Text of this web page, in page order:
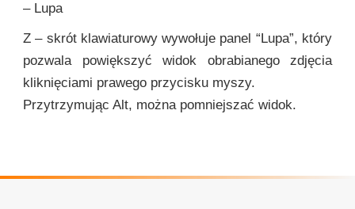
– Lupa
Z – skrót klawiaturowy wywołuje panel “Lupa”, który
pozwala powiększyć widok obrabianego zdjęcia
kliknięciami prawego przycisku myszy.
Przytrzymując Alt, można pomniejszać widok.